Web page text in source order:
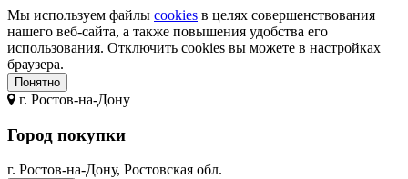
Мы используем файлы cookies в целях совершенствования
нашего веб-сайта, а также повышения удобства его
использования. Отключить cookies вы можете в настройках
браузера.
Понятно
г. Ростов-на-Дону
Город покупки
г. Ростов-на-Дону, Ростовская обл.